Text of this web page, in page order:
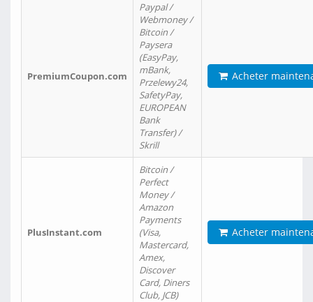
PremiumCoupon.com
Paypal /
Webmoney /
Bitcoin /
Paysera
(EasyPay,
mBank,
Przelewy24,
SafetyPay,
EUROPEAN
Bank
Transfer) /
Skrill
Acheter
PlusInstant.com
Bitcoin /
Perfect
Money /
Amazon
Payments
(Visa,
Mastercard,
Amex,
Discover
Card, Diners
Club, JCB)
Acheter